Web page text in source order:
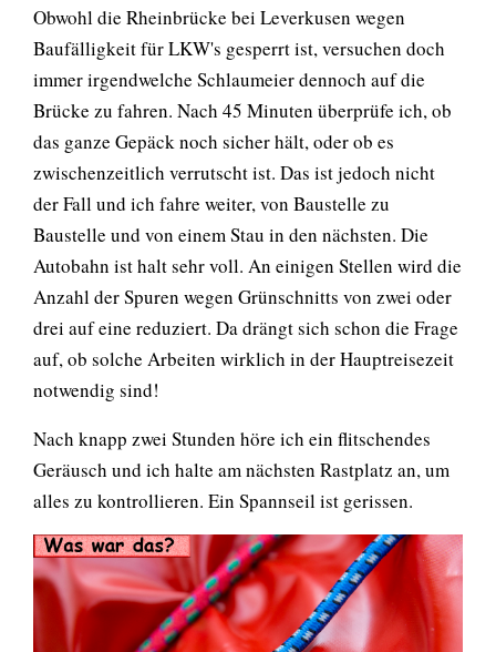
Obwohl die Rheinbrücke bei Leverkusen wegen
Baufälligkeit für LKW's gesperrt ist, versuchen doch
immer irgendwelche Schlaumeier dennoch auf die
Brücke zu fahren. Nach 45 Minuten überprüfe ich, ob
das ganze Gepäck noch sicher hält, oder ob es
zwischenzeitlich verrutscht ist. Das ist jedoch nicht
der Fall und ich fahre weiter, von Baustelle zu
Baustelle und von einem Stau in den nächsten. Die
Autobahn ist halt sehr voll. An einigen Stellen wird die
Anzahl der Spuren wegen Grünschnitts von zwei oder
drei auf eine reduziert. Da drängt sich schon die Frage
auf, ob solche Arbeiten wirklich in der Hauptreisezeit
notwendig sind!
Nach knapp zwei Stunden höre ich ein flitschendes
Geräusch und ich halte am nächsten Rastplatz an, um
alles zu kontrollieren. Ein Spannseil ist gerissen.